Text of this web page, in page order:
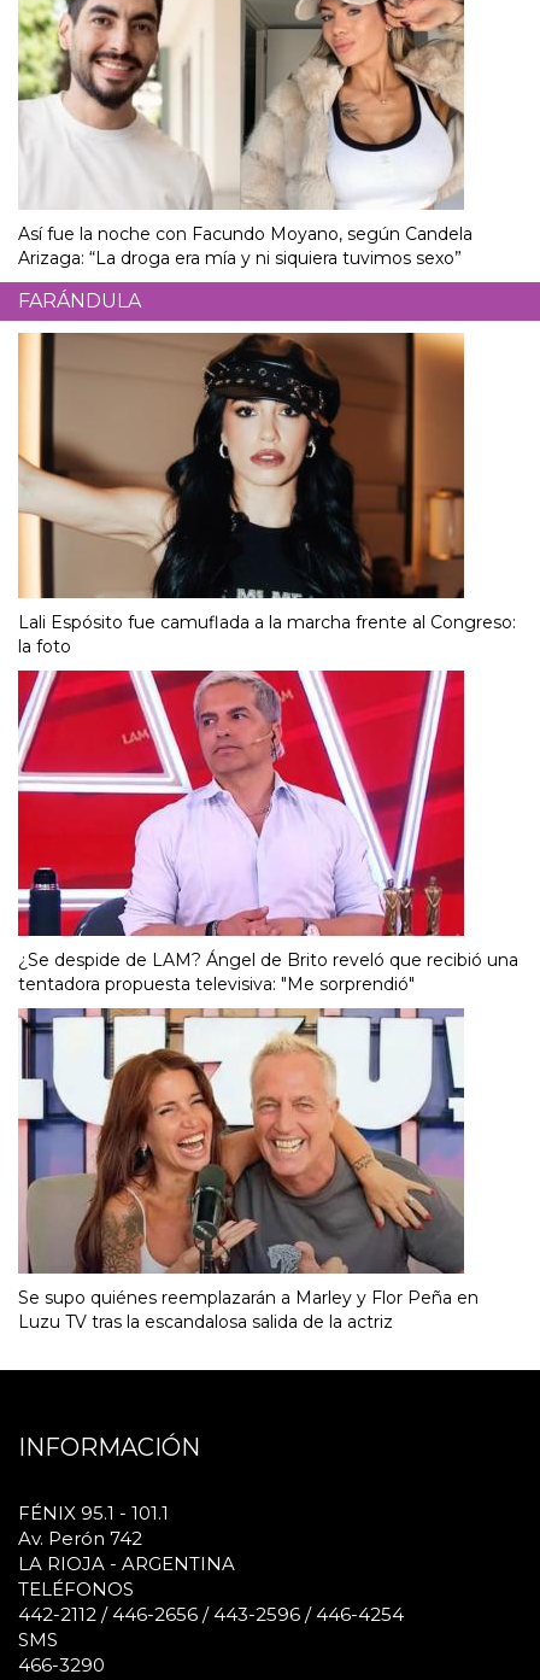
Así fue la noche con Facundo Moyano, según Candela
Arizaga: “La droga era mía y ni siquiera tuvimos sexo”
FARÁNDULA
Lali Espósito fue camuflada a la marcha frente al Congreso:
la foto
¿Se despide de LAM? Ángel de Brito reveló que recibió una
tentadora propuesta televisiva: "Me sorprendió"
Se supo quiénes reemplazarán a Marley y Flor Peña en
Luzu TV tras la escandalosa salida de la actriz
INFORMACIÓN
FÉNIX 95.1 - 101.1
Av. Perón 742
LA RIOJA - ARGENTINA
TELÉFONOS
442-2112 / 446-2656 / 443-2596 / 446-4254
SMS
466-3290